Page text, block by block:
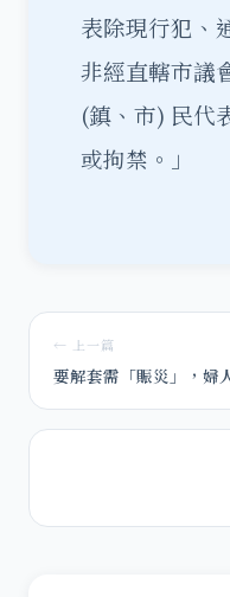
表除現行犯、
非經直轄市議
(鎮、市) 民代
或拘禁。」
← 上一篇
要解套需「賑災」，婦